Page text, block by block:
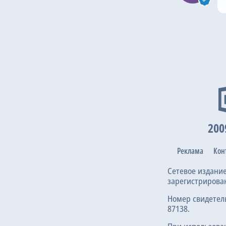
Реклама
Сетевое
Номер
87138.